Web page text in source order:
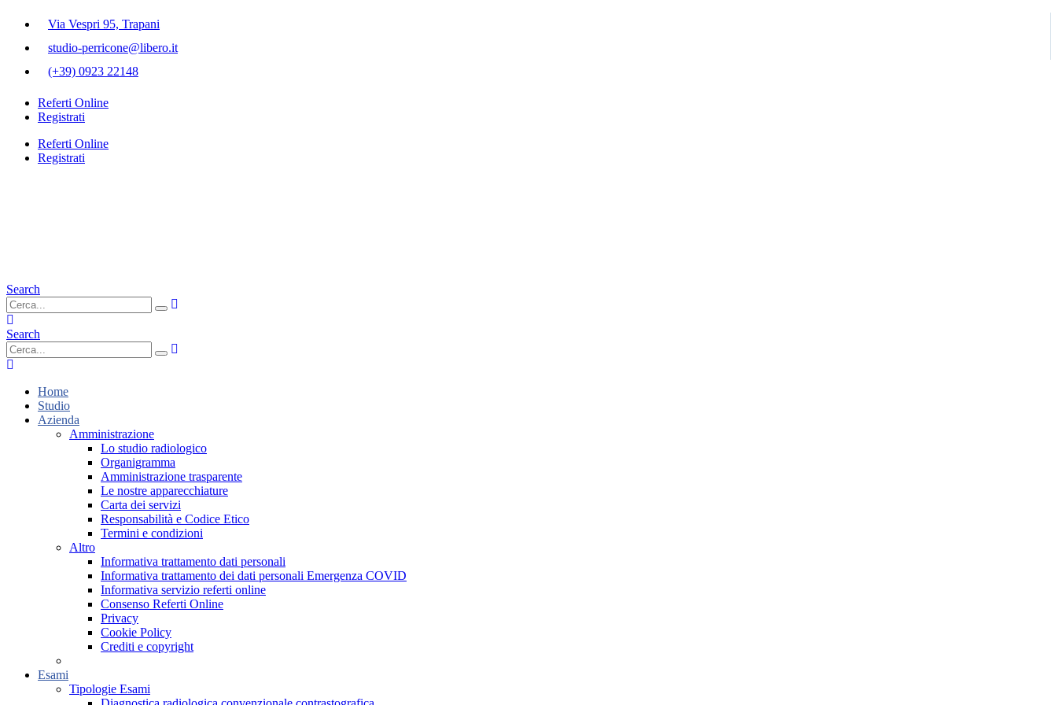
Via Vespri 95, Trapani
studio-perricone@libero.it
(+39) 0923 22148
Referti Online
Registrati
Referti Online
Registrati
Search
Search
Home
Studio
Azienda
Amministrazione
Lo studio radiologico
Organigramma
Amministrazione trasparente
Le nostre apparecchiature
Carta dei servizi
Responsabilità e Codice Etico
Termini e condizioni
Altro
Informativa trattamento dati personali
Informativa trattamento dei dati personali Emergenza COVID
Informativa servizio referti online
Consenso Referti Online
Privacy
Cookie Policy
Crediti e copyright
Esami
Tipologie Esami